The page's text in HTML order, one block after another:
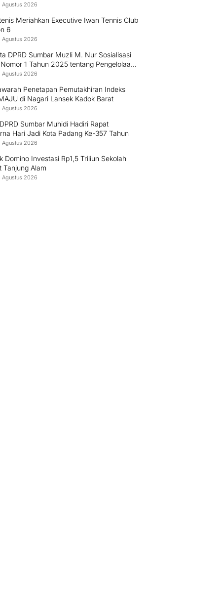
Agustus 2026
Meriahkan Executive Iwan Tennis Club
6
Agustus 2026
DPRD Sumbar Muzli M. Nur Sosialisasi
1 Tahun 2025 tentang Pengelolaan
Agustus 2026
Penetapan Pemutakhiran Indeks
di Nagari Lansek Kadok Barat
Agustus 2026
Sumbar Muhidi Hadiri Rapat
Hari Jadi Kota Padang Ke-357 Tahun
Agustus 2026
Domino Investasi Rp1,5 Triliun Sekolah
Tanjung Alam
Agustus 2026